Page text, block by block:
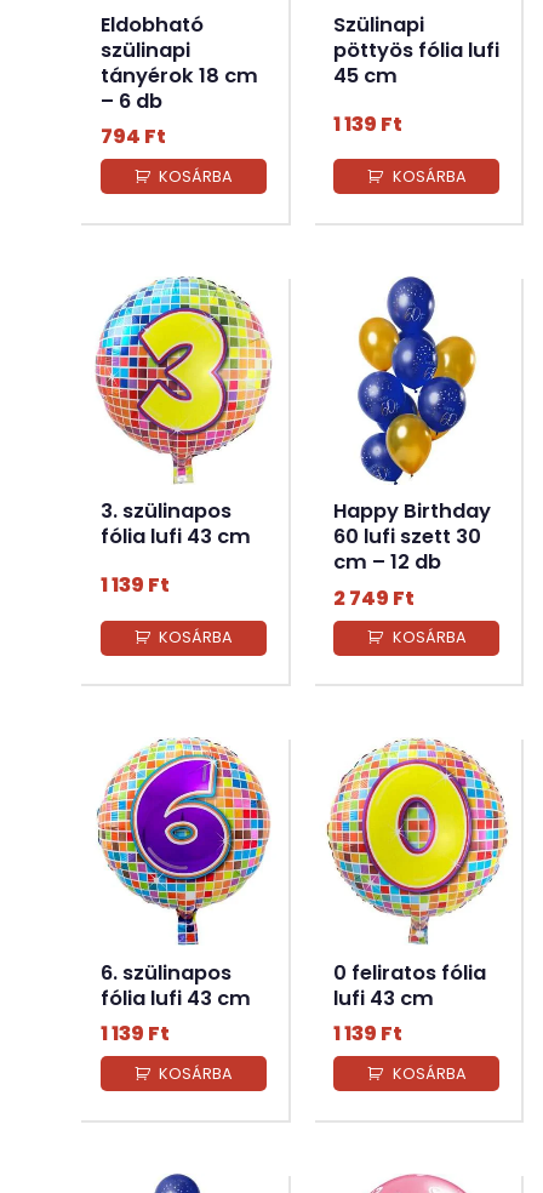
Eldobható
szülinapi
tányérok 18 cm
– 6 db
794 Ft
KOSÁRBA
Szülinapi
pöttyös fólia lufi
45 cm
1 139 Ft
KOSÁRBA
3. szülinapos
fólia lufi 43 cm
1 139 Ft
KOSÁRBA
Happy Birthday
60 lufi szett 30
cm – 12 db
2 749 Ft
KOSÁRBA
6. szülinapos
fólia lufi 43 cm
1 139 Ft
KOSÁRBA
0 feliratos fólia
lufi 43 cm
1 139 Ft
KOSÁRBA